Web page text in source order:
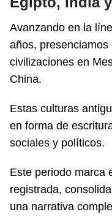
Avanzando en la
años,
civilizaciones en
China.
Estas culturas
en forma de
sociales y políticos.
Este periodo marca
registrada,
una narrativa